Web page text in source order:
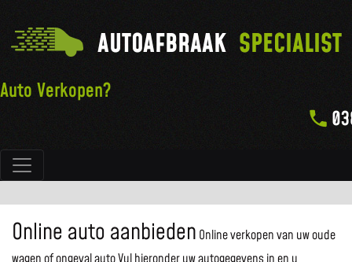
Hoofdnavigatie
AUTOAFBRAAK SPECIALIST
Auto Verkopen?
Online auto aanbieden Online verkopen van uw oude